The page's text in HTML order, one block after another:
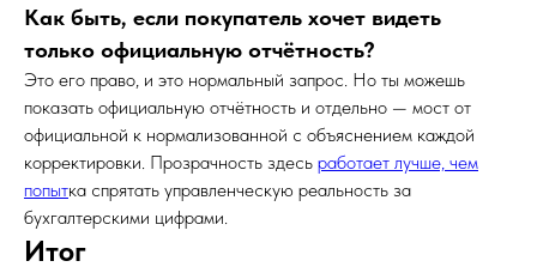
Как быть, если покупатель хочет видеть
только официальную отчётность?
Это его право, и это нормальный запрос. Но ты можешь
показать официальную отчётность и отдельно — мост от
официальной к нормализованной с объяснением каждой
корректировки. Прозрачность здесь работает лучше, чем
попытка спрятать управленческую реальность за
бухгалтерскими цифрами.
Итог